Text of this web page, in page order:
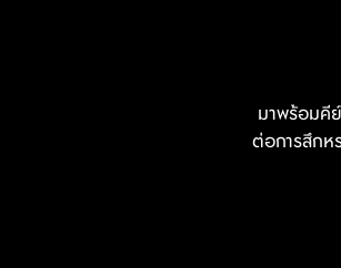
มาพร้อมคี
ต่อการสึกห